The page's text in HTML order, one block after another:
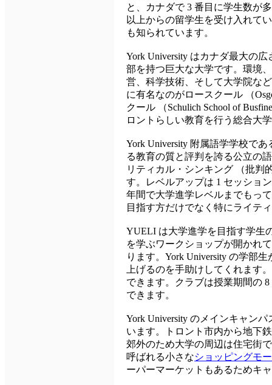
と、カナダで 3 番目に学生数が
以上からの留学生を受け入れて
も知られています。
York University はカナダ最大の
部を持つ巨大な大学です。環境
営、科学技術、そして大学院な
に有名なのがロースクール （
クール （Schulich School of
ロントらしい教育を行う総合大
York University 附属語学学校であ
る教育の質と評判を誇る公立の
リティカル・シンキング （批判
す。レベルアップは 1 セッショ
年間で大学進学レベルまでもっ
目指す方だけでなく特にライテ
YUELI は大学進学を目指す学生
を学ぶワークショップが開かれ
ります。York University の学部
上げるのを手助けしてくれます
できます。クラブは授業期間の
できます。
York University のメインキャン
います。トロント市内から地下
郊外のため大学の周辺は住宅街
呼ばれる小さなショッピングモ
ーパーマーケットもあるためキ